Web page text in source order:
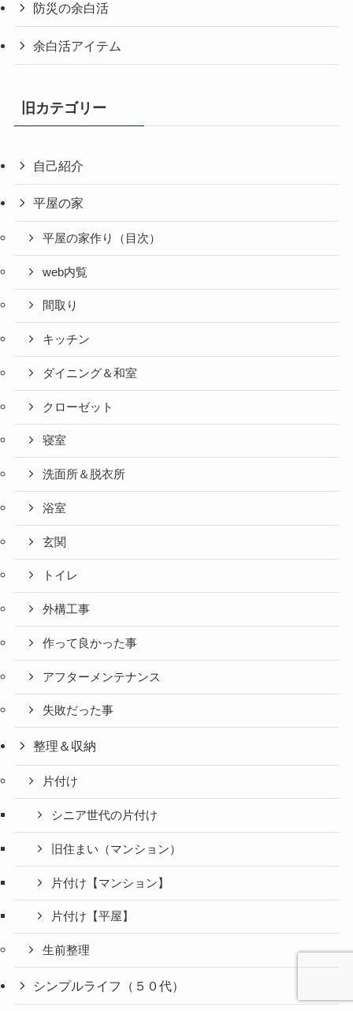
防災の余白活
余白活アイテム
旧カテゴリー
自己紹介
平屋の家
平屋の家作り（目次）
web内覧
間取り
キッチン
ダイニング＆和室
クローゼット
寝室
洗面所＆脱衣所
浴室
玄関
トイレ
外構工事
作って良かった事
アフターメンテナンス
失敗だった事
整理＆収納
片付け
シニア世代の片付け
旧住まい（マンション）
片付け【マンション】
片付け【平屋】
生前整理
シンプルライフ（５０代）